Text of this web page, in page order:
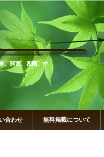
、関西、四国、中
合わせ 無料掲載について